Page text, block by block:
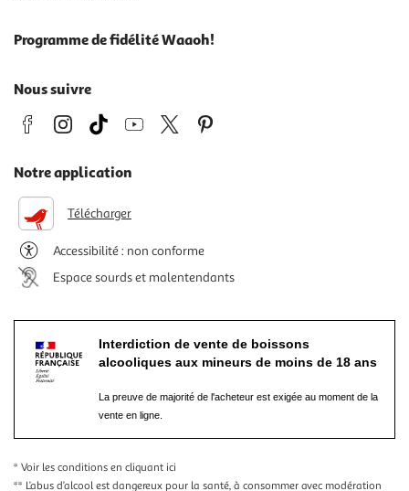
Programme de fidélité Waaoh!
Nous suivre
Notre application
Télécharger
Accessibilité : non conforme
Espace sourds et malentendants
Interdiction de vente de boissons
alcooliques aux mineurs de moins de 18 ans
La preuve de majorité de l'acheteur est exigée au moment de la
vente en ligne.
* Voir les conditions en cliquant ici
** L’abus d’alcool est dangereux pour la santé, à consommer avec modération